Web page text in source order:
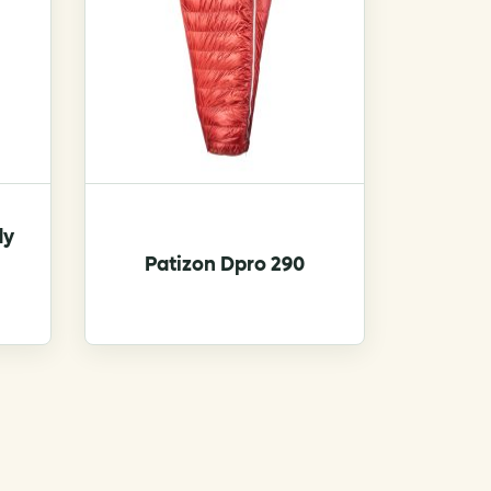
on
the
product
page
Patizon Dpro 290